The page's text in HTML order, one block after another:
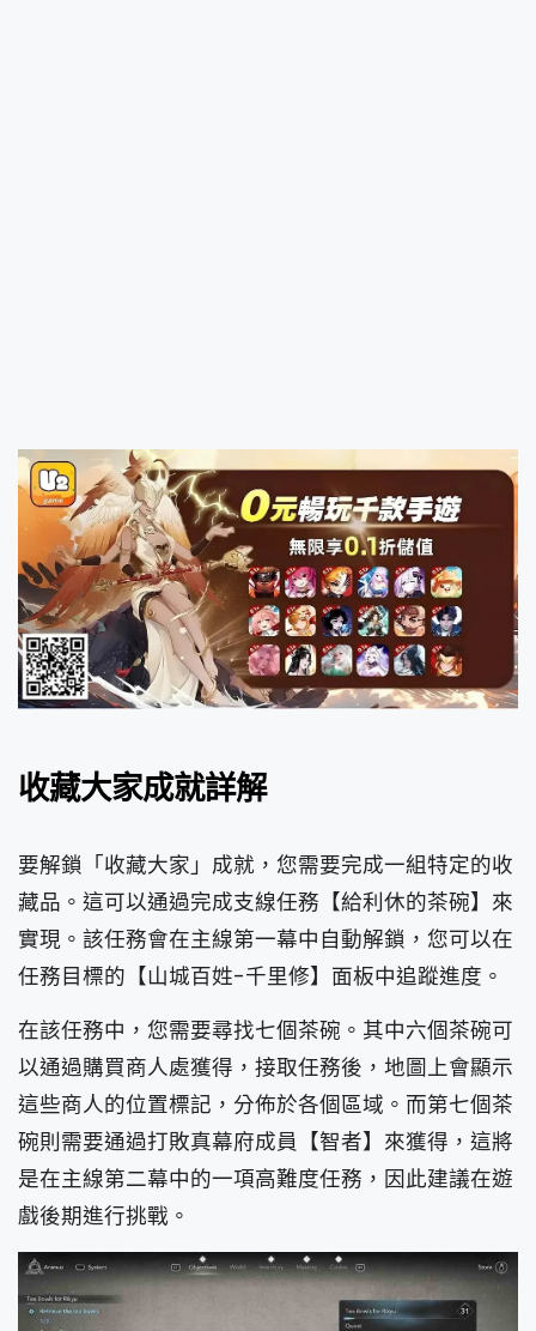
收藏大家成就詳解
要解鎖「收藏大家」成就，您需要完成一組特定的收
藏品。這可以通過完成支線任務【給利休的茶碗】來
實現。該任務會在主線第一幕中自動解鎖，您可以在
任務目標的【山城百姓-千里修】面板中追蹤進度。
在該任務中，您需要尋找七個茶碗。其中六個茶碗可
以通過購買商人處獲得，接取任務後，地圖上會顯示
這些商人的位置標記，分佈於各個區域。而第七個茶
碗則需要通過打敗真幕府成員【智者】來獲得，這將
是在主線第二幕中的一項高難度任務，因此建議在遊
戲後期進行挑戰。